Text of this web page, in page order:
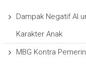
Dampak Negatif AI
Karakter Anak
MBG Kontra